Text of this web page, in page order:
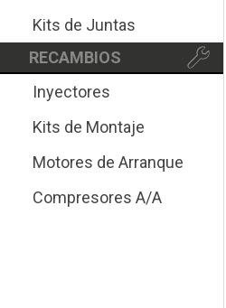
Kits de Juntas
RECAMBIOS
Inyectores
Kits de Montaje
Motores de Arranque
Compresores A/A